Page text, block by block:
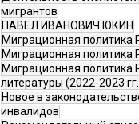
мигрантов
ПАВЕЛ ИВАНОВИЧ ЮКИН
Миграционная политика
Миграционная политика
Миграционная политика
литературы (2022-2023
Новое в
инвалидов